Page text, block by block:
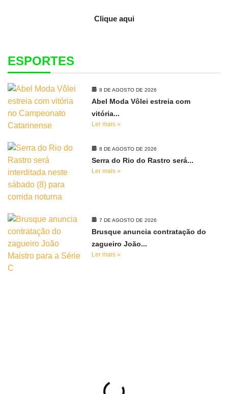
Clique aqui
ESPORTES
8 DE AGOSTO DE 2026
Abel Moda Vôlei estreia com
vitória...
Ler mais »
8 DE AGOSTO DE 2026
Serra do Rio do Rastro será...
Ler mais »
7 DE AGOSTO DE 2026
Brusque anuncia contratação do
zagueiro João...
Ler mais »